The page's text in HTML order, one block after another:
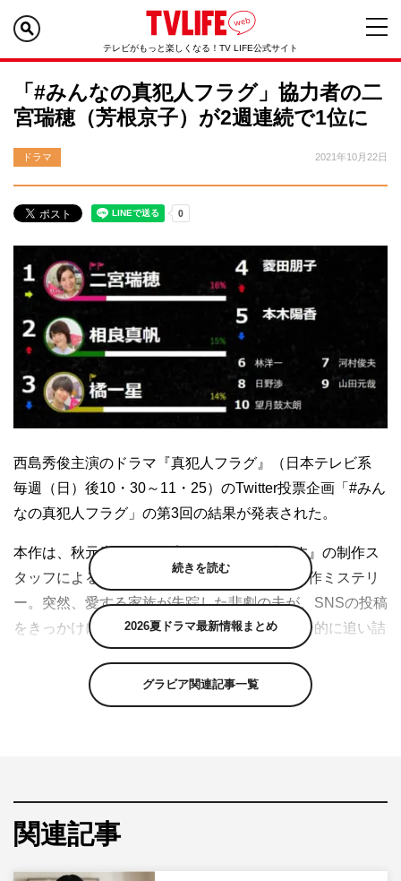
テレビがもっと楽しくなる！TV LIFE公式サイト
「#みんなの真犯人フラグ」協力者の二
宮瑞穂（芳根京子）が2週連続で1位に
ドラマ 2021年10月22日
西島秀俊主演のドラマ『真犯人フラグ』（日本テレビ系
毎週（日）後10・30～11・25）のTwitter投票企画「#みん
なの真犯人フラグ」の第3回の結果が発表された。
本作は、秋元康企画・原案×『あなたの番です』の制作ス
タッフによる2クール連続の完全オリジナル新作ミステリ
ー。突然、愛する家族が失踪した悲劇の夫が、SNSの投稿
をきっかけに一夜にして疑惑の夫となり、社会的に追い詰
められながらも、真実を暴く壮絶な戦いに挑んでいく。
Twitter企画「#みんなの真犯人フラグ」では、母子失踪事
わずかな差で1位となったのは前回に引き続き、芳根京子
続きを読む
2026夏ドラマ最新情報まとめ
グラビア関連記事一覧
関連記事